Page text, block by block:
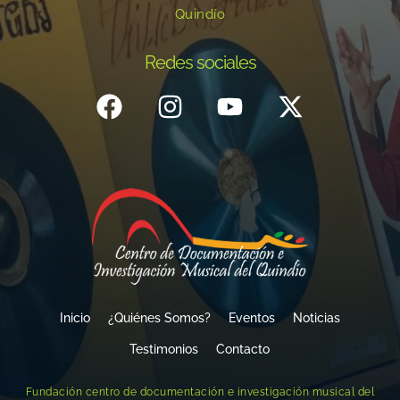
Quindío
Redes sociales
Inicio ¿Quiénes Somos? Eventos Noticias
Testimonios Contacto
Fundación centro de documentación e investigación musical del